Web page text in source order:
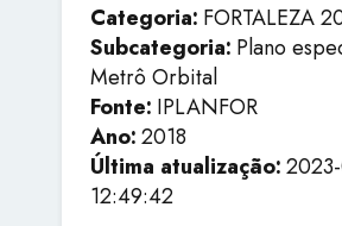
Categoria: FORTALEZA
Subcategoria: Plano
Metrô Orbital
Fonte: IPLANFOR
Ano:2018
Última atualização:
12:49:42